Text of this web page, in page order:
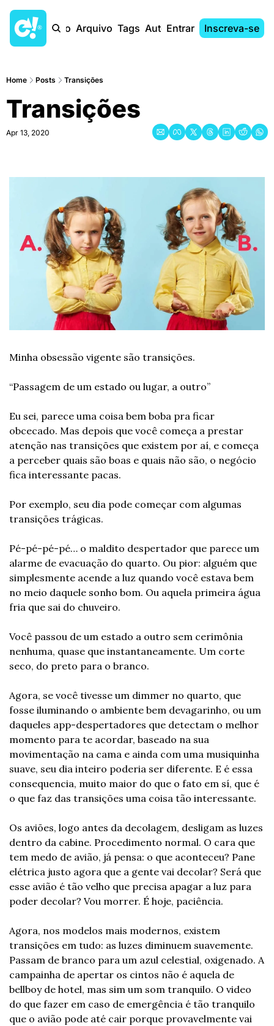
Início Arquivo Tags AutoresEntrar Inscreva-se
Home Posts Transições
Transições
Apr 13, 2020
Minha obsessão vigente são transições.
“Passagem de um estado ou lugar, a outro”
Eu sei, parece uma coisa bem boba pra ficar
obcecado. Mas depois que você começa a prestar
atenção nas transições que existem por aí, e começa
a perceber quais são boas e quais não são, o negócio
fica interessante pacas.
Por exemplo, seu dia pode começar com algumas
transições trágicas.
Pé-pé-pé-pé… o maldito despertador que parece um
alarme de evacuação do quarto. Ou pior: alguém que
simplesmente acende a luz quando você estava bem
no meio daquele sonho bom. Ou aquela primeira água
fria que sai do chuveiro.
Você passou de um estado a outro sem cerimônia
nenhuma, quase que instantaneamente. Um corte
seco, do preto para o branco.
Agora, se você tivesse um dimmer no quarto, que
fosse iluminando o ambiente bem devagarinho, ou um
daqueles app-despertadores que detectam o melhor
momento para te acordar, baseado na sua
movimentação na cama e ainda com uma musiquinha
suave, seu dia inteiro poderia ser diferente. E é essa
consequencia, muito maior do que o fato em sí, que é
o que faz das transições uma coisa tão interessante.
Os aviões, logo antes da decolagem, desligam as luzes
dentro da cabine. Procedimento normal. O cara que
tem medo de avião, já pensa: o que aconteceu? Pane
elétrica justo agora que a gente vai decolar? Será que
esse avião é tão velho que precisa apagar a luz para
poder decolar? Vou morrer. É hoje, paciência.
Agora, nos modelos mais modernos, existem
transições em tudo: as luzes diminuem suavemente.
Passam de branco para um azul celestial, oxigenado. A
campainha de apertar os cintos não é aquela de
bellboy de hotel, mas sim um som tranquilo. O video
do que fazer em caso de emergência é tão tranquilo
que o avião pode até cair porque provavelmente vai